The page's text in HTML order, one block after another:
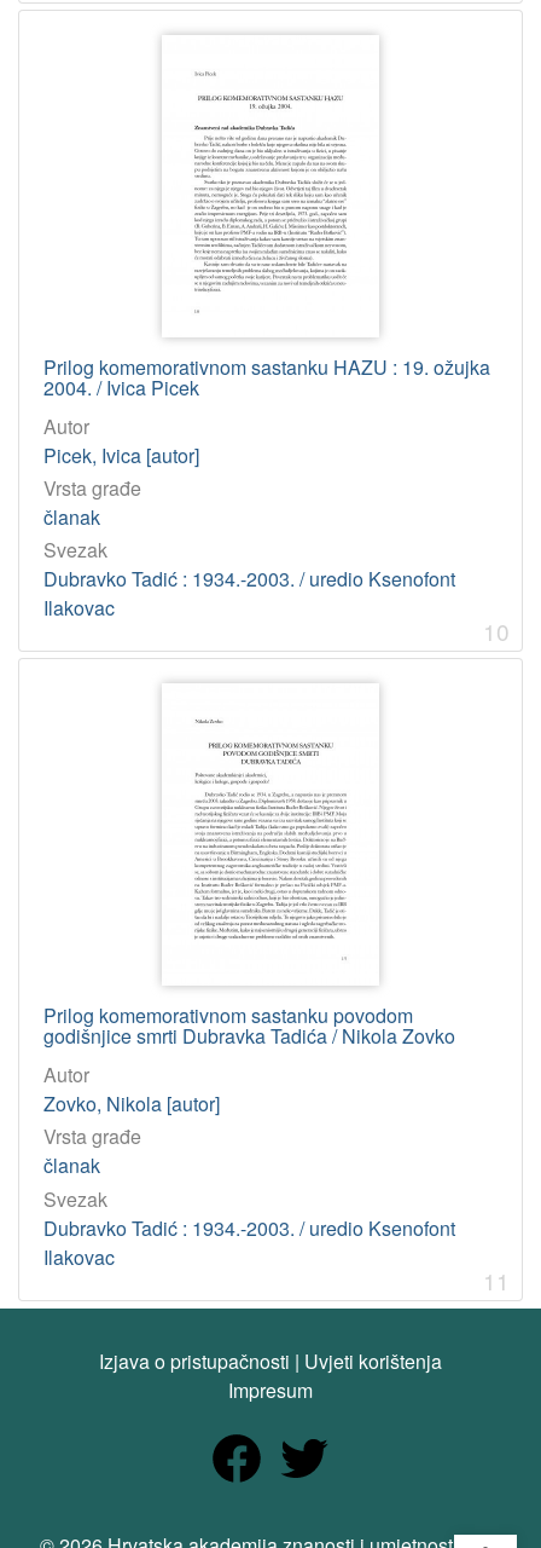
Prilog komemorativnom sastanku HAZU : 19. ožujka
2004. / Ivica Picek
Autor
Picek, Ivica [autor]
Vrsta građe
članak
Svezak
Dubravko Tadić : 1934.-2003. / uredio Ksenofont
Ilakovac
10
Prilog komemorativnom sastanku povodom
godišnjice smrti Dubravka Tadića / Nikola Zovko
Autor
Zovko, Nikola [autor]
Vrsta građe
članak
Svezak
Dubravko Tadić : 1934.-2003. / uredio Ksenofont
Ilakovac
11
Izjava o pristupačnosti | Uvjeti korištenja
Impresum